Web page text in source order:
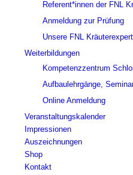
Referent*innen der FNL
Anmeldung zur Prüfung
Unsere FNL
Weiterbildungen
Kompetenzzentrum
Aufbaulehrgänge,
Online Anmeldung
Veranstaltungskalender
Impressionen
Auszeichnungen
Shop
Kontakt